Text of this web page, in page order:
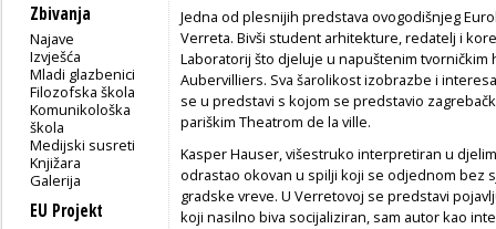
Zbivanja
Najave
Izvješća
Mladi glazbenici
Filozofska škola
Komunikološka
škola
Medijski susreti
Knjižara
Galerija
EU Projekt
Jedna od plesnijih predstava ovogodišnjeg
Verreta. Bivši student arhitekture, redatelj i
Laboratorij što djeluje u napuštenim tvorničkim
Aubervilliers. Sva šarolikost izobrazbe i
se u predstavi s kojom se predstavio
pariškim Theatrom de la ville.
Kasper Hauser, višestruko interpretiran u
odrastao okovan u spilji koji se odjednom bez
gradske vreve. U Verretovoj se predstavi
koji nasilno biva socijaliziran, sam autor kao